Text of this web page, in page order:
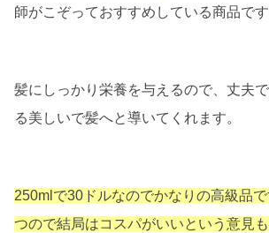
師がこぞっておすすめしている商品です
髪にしっかり栄養を与えるので、丈夫
る美しいで髪へと導いてくれます。
250mlで30ドルなのでかなりの高級品
つので結局はコスパがいいという意見も